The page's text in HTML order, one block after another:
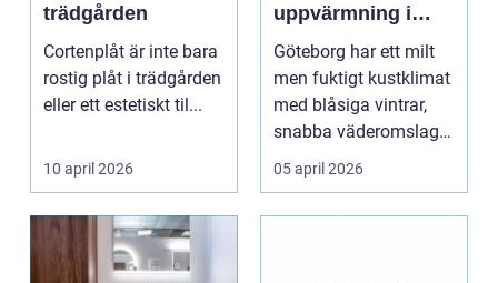
trädgården
Cortenplåt är inte bara
rostig plåt i trädgården
eller ett estetiskt til...
10 april 2026
uppvärmning i
kustklimat
Göteborg har ett milt
men fuktigt kustklimat
med blåsiga vintrar,
snabba väderomslag
och ofta hög lu...
05 april 2026